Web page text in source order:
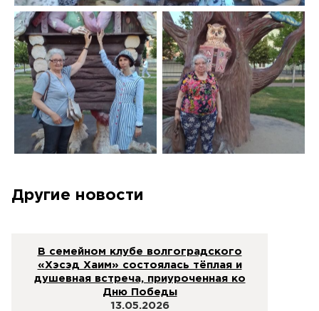
Другие новости
В семейном клубе волгоградского
«Хэсэд Хаим» состоялась тёплая и
душевная встреча, приуроченная ко
Дню Победы
13.05.2026